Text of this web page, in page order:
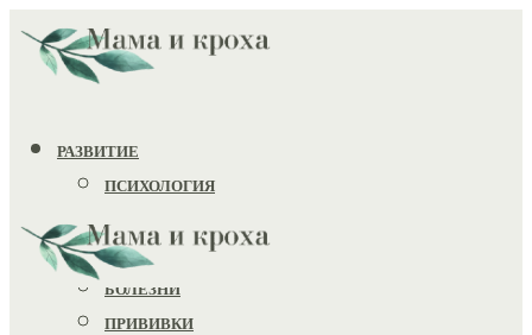
РАЗВИТИЕ
ПСИХОЛОГИЯ
ИГРУШКИ
ЗДОРОВЬЕ
БОЛЕЗНИ
ПРИВИВКИ